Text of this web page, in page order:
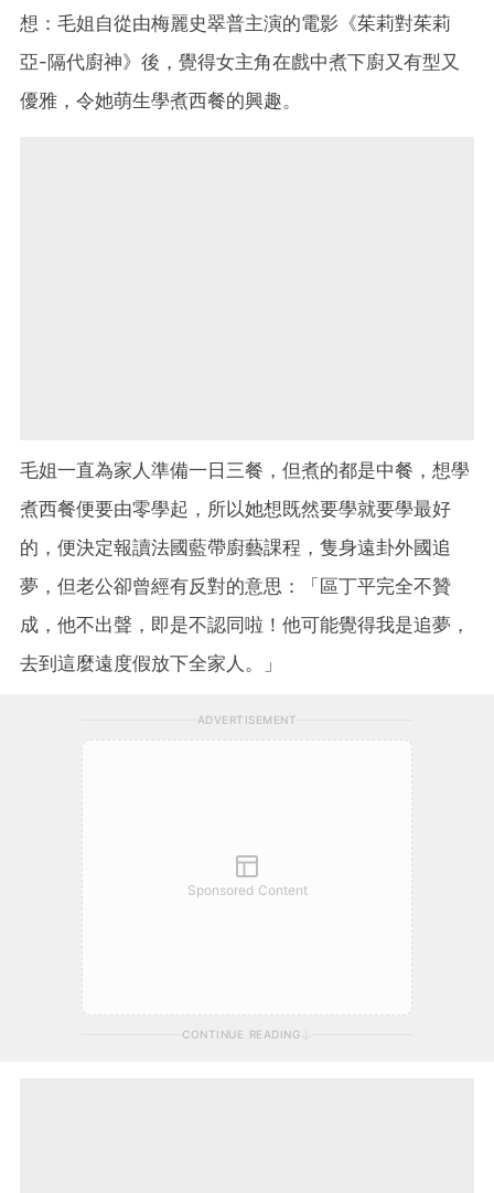
想：毛姐自從由梅麗史翠普主演的電影《茱莉對茱莉
亞-隔代廚神》後，覺得女主角在戲中煮下廚又有型又
優雅，令她萌生學煮西餐的興趣。
毛姐一直為家人準備一日三餐，但煮的都是中餐，想學
煮西餐便要由零學起，所以她想既然要學就要學最好
的，便決定報讀法國藍帶廚藝課程，隻身遠卦外國追
夢，但老公卻曾經有反對的意思：「區丁平完全不贊
成，他不出聲，即是不認同啦！他可能覺得我是追夢，
去到這麼遠度假放下全家人。」
ADVERTISEMENT
Sponsored Content
CONTINUE READING